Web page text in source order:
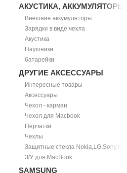
АКУСТИКА, АККУМУЛЯТОРЫ
Внешние аккумуляторы
Зарядки в виде чехла
Акустика
Наушники
батарейки
ДРУГИЕ АКСЕССУАРЫ
Интересные товары
Аксессуары
Чехол - карман
Чехол для Macbook
Перчатки
Чехлы
Защитные стекла Nokia,LG,Sony,HTC
З/У для MacBook
SAMSUNG